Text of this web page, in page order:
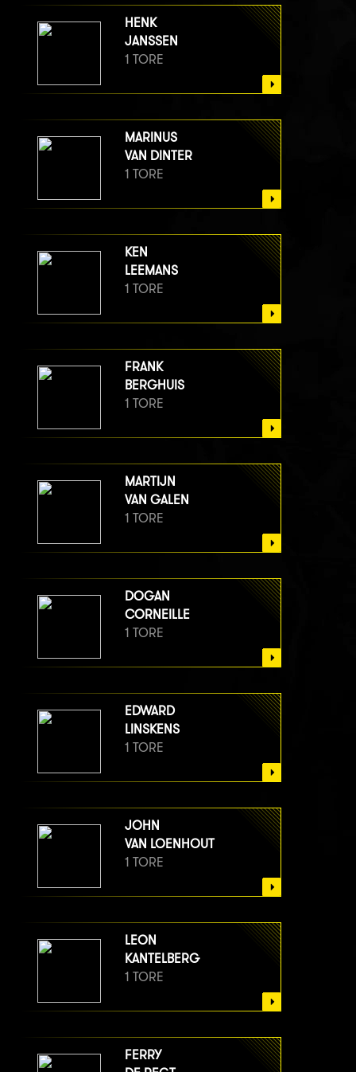
HENK
JANSSEN
1 TORE
MARINUS
VAN DINTER
1 TORE
KEN
LEEMANS
1 TORE
FRANK
BERGHUIS
1 TORE
MARTIJN
VAN GALEN
1 TORE
DOGAN
CORNEILLE
1 TORE
EDWARD
LINSKENS
1 TORE
JOHN
VAN LOENHOUT
1 TORE
LEON
KANTELBERG
1 TORE
FERRY